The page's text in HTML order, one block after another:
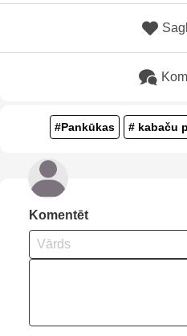
#Pankūkas # kabaču
Komentēt